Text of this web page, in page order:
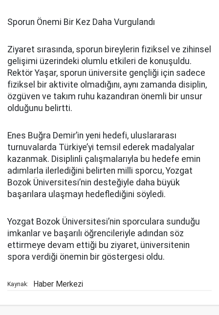
Sporun Önemi Bir Kez Daha Vurgulandı
Ziyaret sırasında, sporun bireylerin fiziksel ve zihinsel
gelişimi üzerindeki olumlu etkileri de konuşuldu.
Rektör Yaşar, sporun üniversite gençliği için sadece
fiziksel bir aktivite olmadığını, aynı zamanda disiplin,
özgüven ve takım ruhu kazandıran önemli bir unsur
olduğunu belirtti.
Enes Buğra Demir’in yeni hedefi, uluslararası
turnuvalarda Türkiye’yi temsil ederek madalyalar
kazanmak. Disiplinli çalışmalarıyla bu hedefe emin
adımlarla ilerlediğini belirten milli sporcu, Yozgat
Bozok Üniversitesi’nin desteğiyle daha büyük
başarılara ulaşmayı hedeflediğini söyledi.
Yozgat Bozok Üniversitesi’nin sporculara sunduğu
imkanlar ve başarılı öğrencileriyle adından söz
ettirmeye devam ettiği bu ziyaret, üniversitenin
spora verdiği önemin bir göstergesi oldu.
Kaynak: Haber Merkezi